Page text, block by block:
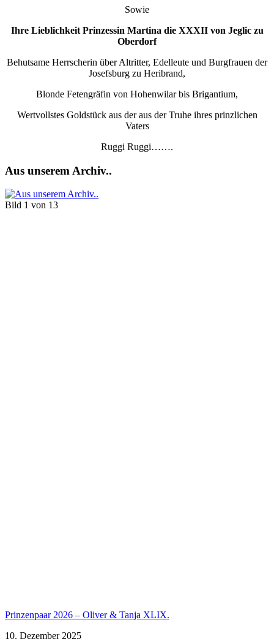
Sowie
Ihre Lieblichkeit Prinzessin Martina die XXXII von Jeglic zu
Oberdorf
Behutsame Herrscherin über Altritter, Edelleute und Burgfrauen der
Josefsburg zu Heribrand,
Blonde Fetengräfin von Hohenwilar bis Brigantium,
Wertvollstes Goldstück aus der aus der Truhe ihres prinzlichen
Vaters
Ruggi Ruggi…….
Aus unserem Archiv..
Bild 1 von 13
Prinzenpaar 2026 – Oliver & Tanja XLIX.
10. Dezember 2025